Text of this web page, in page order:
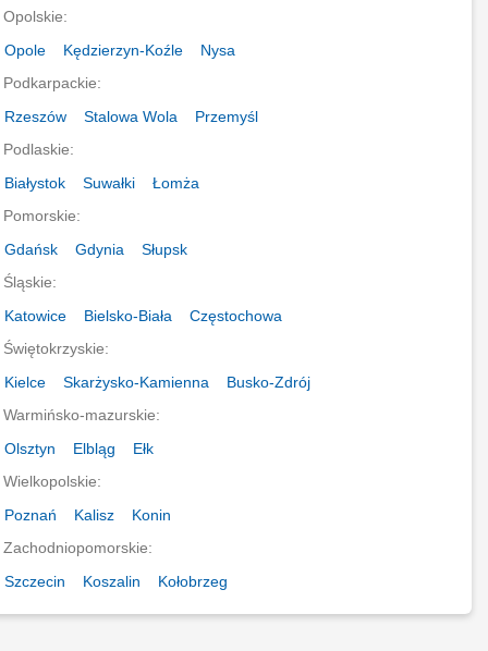
Opolskie:
Opole
Kędzierzyn-Koźle
Nysa
Podkarpackie:
Rzeszów
Stalowa Wola
Przemyśl
Podlaskie:
Białystok
Suwałki
Łomża
Pomorskie:
Gdańsk
Gdynia
Słupsk
Śląskie:
Katowice
Bielsko-Biała
Częstochowa
Świętokrzyskie:
Kielce
Skarżysko-Kamienna
Busko-Zdrój
Warmińsko-mazurskie:
Olsztyn
Elbląg
Ełk
Wielkopolskie:
Poznań
Kalisz
Konin
Zachodniopomorskie:
Szczecin
Koszalin Kołobrzeg